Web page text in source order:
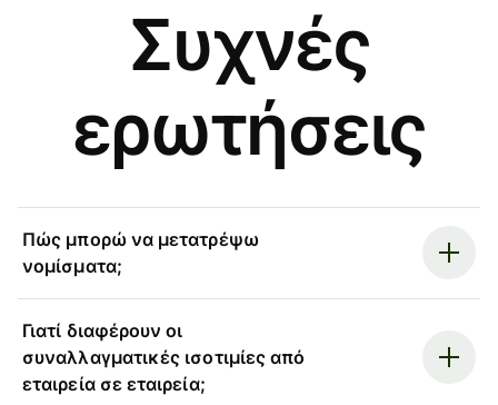
Συχνές
ερωτήσεις
Πώς μπορώ να μετατρέψω
νομίσματα;
Γιατί διαφέρουν οι
συναλλαγματικές ισοτιμίες από
εταιρεία σε εταιρεία;